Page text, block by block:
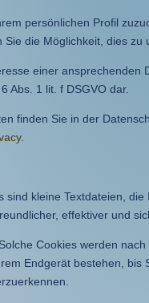
persönlichen Profil
die Möglichkeit, dies zu
einer
Abs. 1 lit. f DSGVO dar.
finden Sie in der
.
sind kleine Textdateien,
effektiver und
Cookies werden
Endgerät bestehen,